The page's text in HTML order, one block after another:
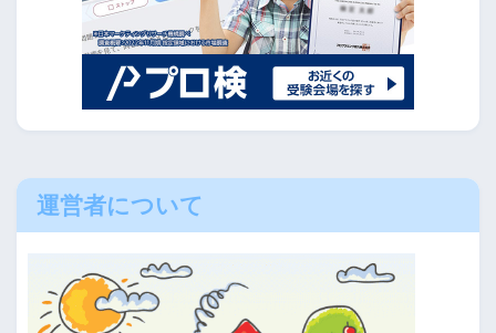
運営者について